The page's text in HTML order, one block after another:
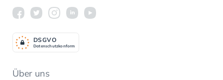
Über uns
Datenschutzkonform
DSGVO